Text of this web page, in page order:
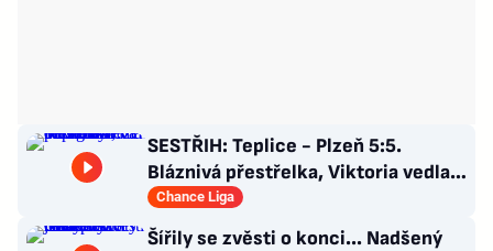
SESTŘIH: Teplice - Plzeň 5:5.
Bláznivá přestřelka, Viktoria vedla o
tři góly. Krčíkova červená
Chance Liga
Šířily se zvěsti o konci... Nadšený